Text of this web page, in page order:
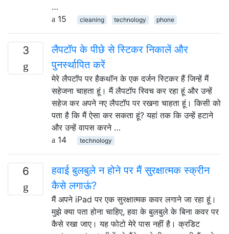
…
15
cleaning technology phone
3
लैपटॉप के पीछे से स्टिकर निकालें और
पुनर्स्थापित करें
मेरे लैपटॉप पर हैकथॉन के एक दर्जन स्टिकर हैं जिन्हें मैं
सहेजना चाहता हूं। मैं लैपटॉप स्विच कर रहा हूं और उन्हें
सहेज कर अपने नए लैपटॉप पर रखना चाहता हूं। किसी को
पता है कि मैं ऐसा कर सकता हूं? यहां तक ​​कि उन्हें हटाने
और उन्हें वापस करने …
14
technology
6
हवाई बुलबुले न होने पर मैं सुरक्षात्मक स्क्रीन
कैसे लगाऊं?
मैं अपने iPad पर एक सुरक्षात्मक कवर लगाने जा रहा हूं।
मुझे क्या पता होना चाहिए, हवा के बुलबुले के बिना कवर पर
कैसे रखा जाए। यह फोटो मेरे पास नहीं है। क्रडिट